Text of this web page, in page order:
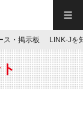
ス・掲示板 LINK-Jを